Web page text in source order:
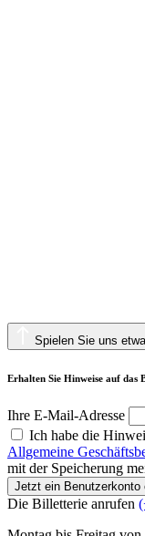
Spielen Sie uns
Erhalten Sie Hinweise auf das
Ihre E-Mail-Adresse
Ich habe die
Allgemeine
mit der Speicherung
Jetzt ein Benutzerkonto
Die Billetterie anrufen